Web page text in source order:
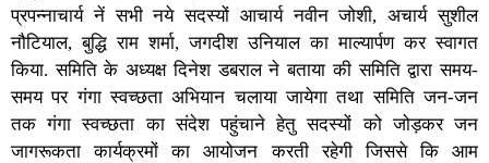
प्रपन्नाचार्य नें सभी नये सदस्यों आचार्य नवीन जोशी, अचार्य सुशील
नौटियाल, बुद्धि राम शर्मा, जगदीश उनियाल का माल्यार्पण कर स्वागत
किया. समिति के अध्यक्ष दिनेश डबराल ने बताया की समिति द्वारा समय-
समय पर गंगा स्वच्छता अभियान चलाया जायेगा तथा समिति जन-जन
तक गंगा स्वच्छता का संदेश पहुंचाने हेतु सदस्यों को जोड़कर जन
जागरूकता कार्यक्रमों का आयोजन करती रहेगी जिससे कि आम